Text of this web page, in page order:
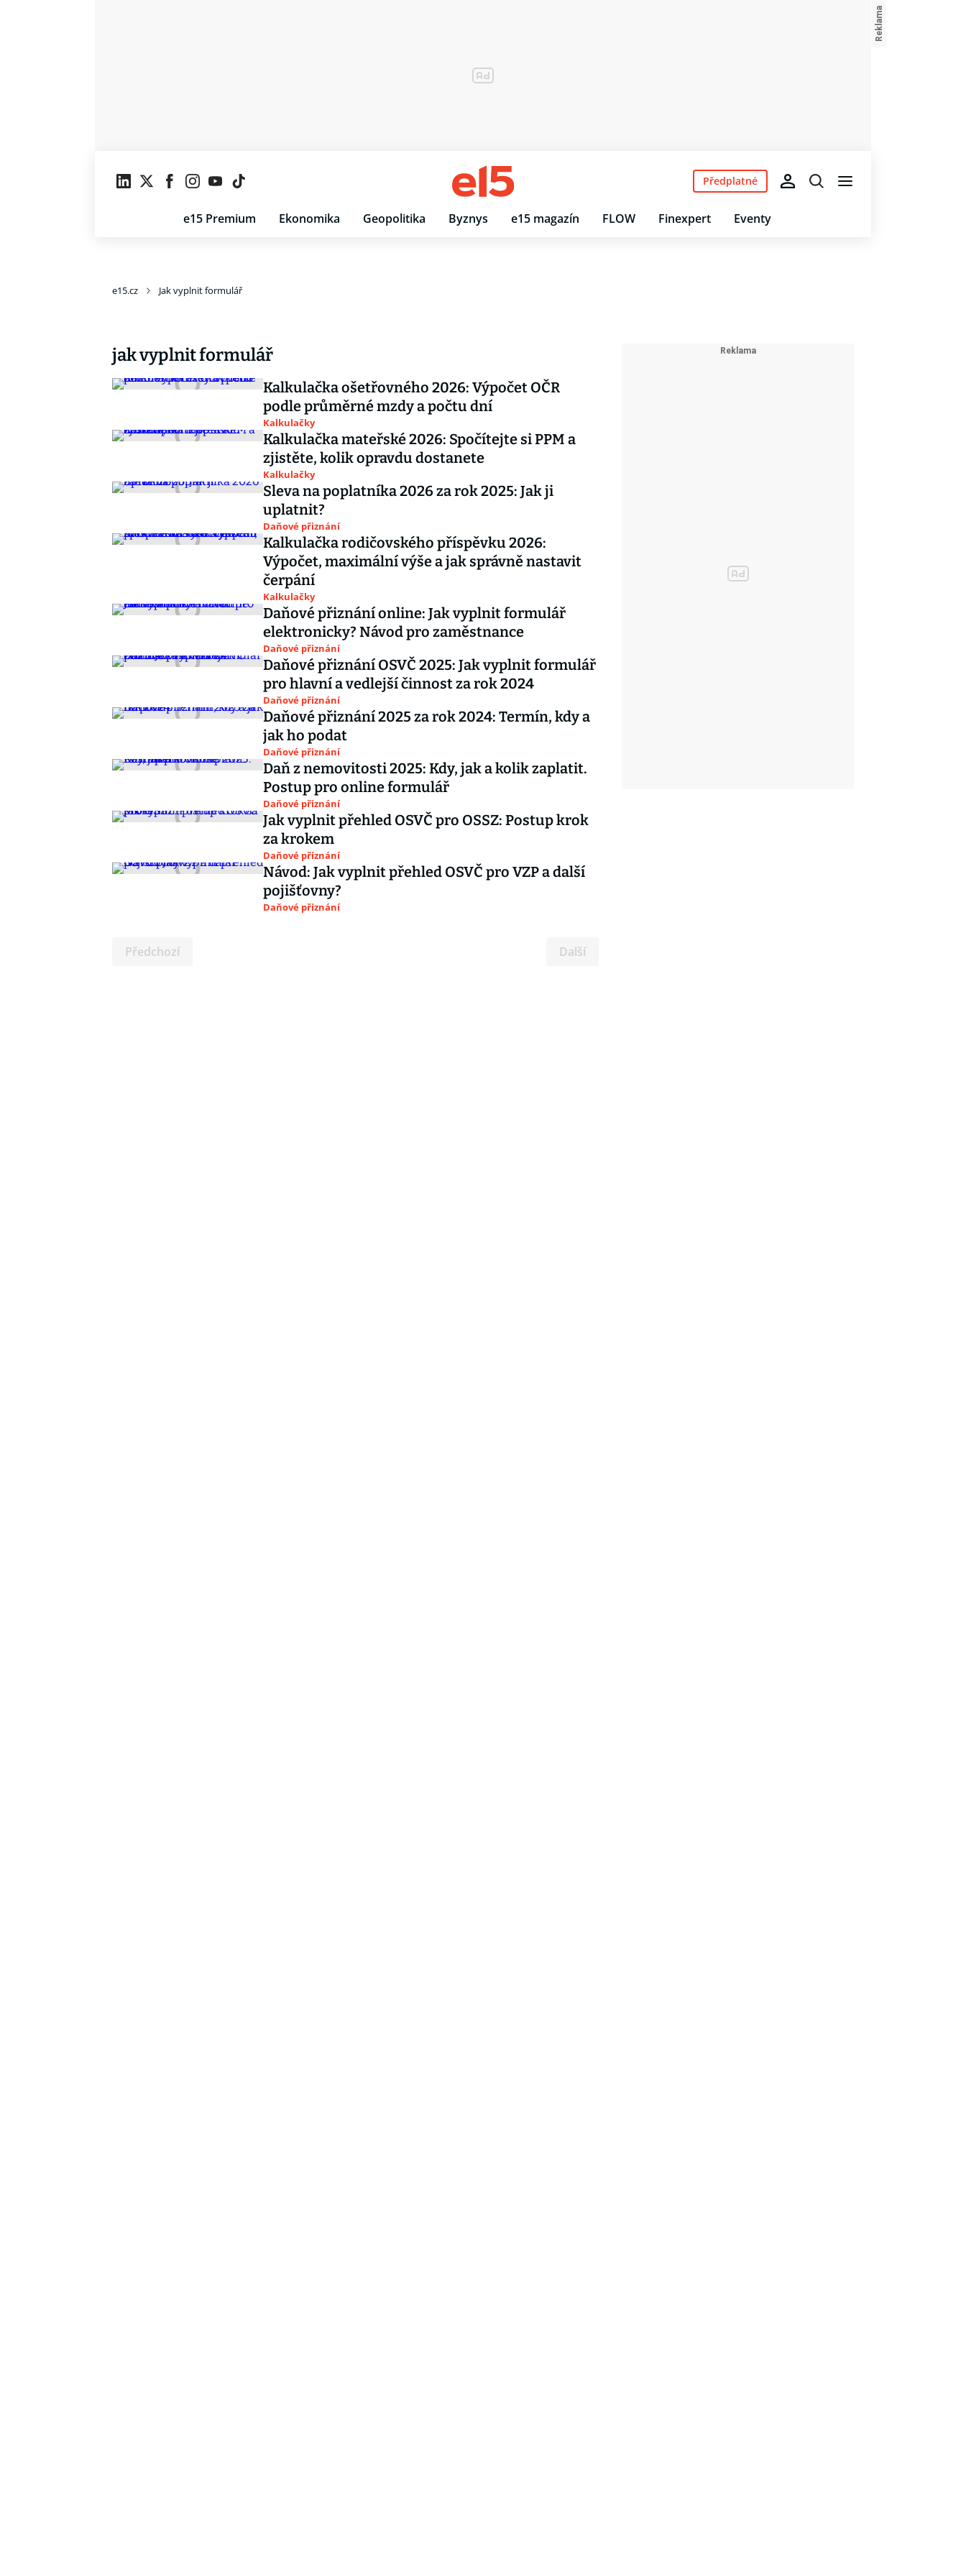
e15 Premium Ekonomika Geopolitika Byznys e15 magazín FLOW Finexpert Eventy
Předplatné
e15.cz Jak vyplnit formulář
jak vyplnit formulář
Kalkulačka ošetřovného 2026: Výpočet OČR
podle průměrné mzdy a počtu dní
Kalkulačky
Kalkulačka mateřské 2026: Spočítejte si PPM a
zjistěte, kolik opravdu dostanete
Kalkulačky
Sleva na poplatníka 2026 za rok 2025: Jak ji
uplatnit?
Daňové přiznání
Kalkulačka rodičovského příspěvku 2026:
Výpočet, maximální výše a jak správně nastavit
čerpání
Kalkulačky
Daňové přiznání online: Jak vyplnit formulář
elektronicky? Návod pro zaměstnance
Daňové přiznání
Daňové přiznání OSVČ 2025: Jak vyplnit formulář
pro hlavní a vedlejší činnost za rok 2024
Daňové přiznání
Daňové přiznání 2025 za rok 2024: Termín, kdy a
jak ho podat
Daňové přiznání
Daň z nemovitosti 2025: Kdy, jak a kolik zaplatit.
Postup pro online formulář
Daňové přiznání
Jak vyplnit přehled OSVČ pro OSSZ: Postup krok
za krokem
Daňové přiznání
Návod: Jak vyplnit přehled OSVČ pro VZP a další
pojišťovny?
Daňové přiznání
Předchozí Další